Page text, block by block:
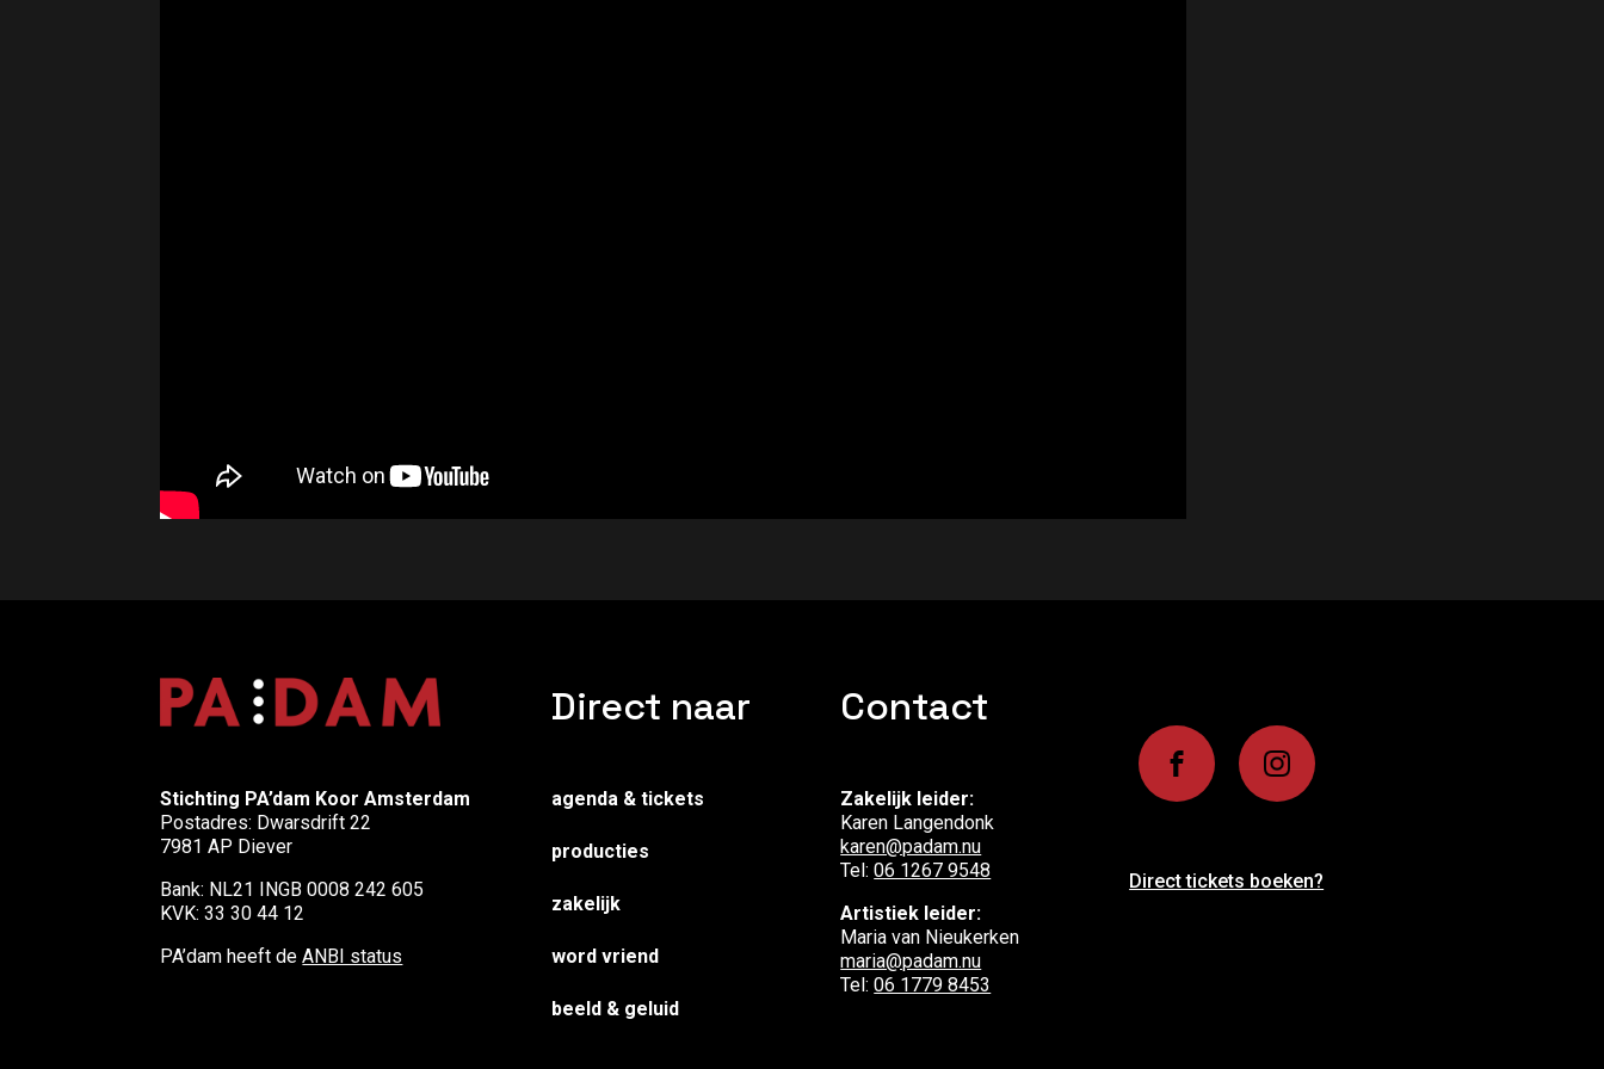
Stichting PA’dam Koor Amsterdam
Postadres: Dwarsdrift 22
7981 AP Diever
Bank: NL21 INGB 0008 242 605
KVK: 33 30 44 12
PA’dam heeft deANBI status
Direct naar
agenda & tickets
producties
zakelijk
word vriend
beeld & geluid
Contact
Zakelijk leider:
Karen Langendonk
karen@padam.nu
Tel:06 1267 9548
Artistiek leider:
Maria van Nieukerken
maria@padam.nu
Tel:06 1779 8453
Direct tickets boeken?